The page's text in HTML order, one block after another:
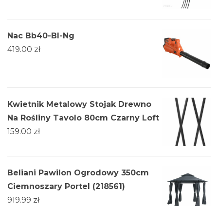
Nac Bb40-Bl-Ng
419.00 zł
Kwietnik Metalowy Stojak Drewno
Na Rośliny Tavolo 80cm Czarny Loft
159.00 zł
Beliani Pawilon Ogrodowy 350cm
Ciemnoszary Portel (218561)
919.99 zł